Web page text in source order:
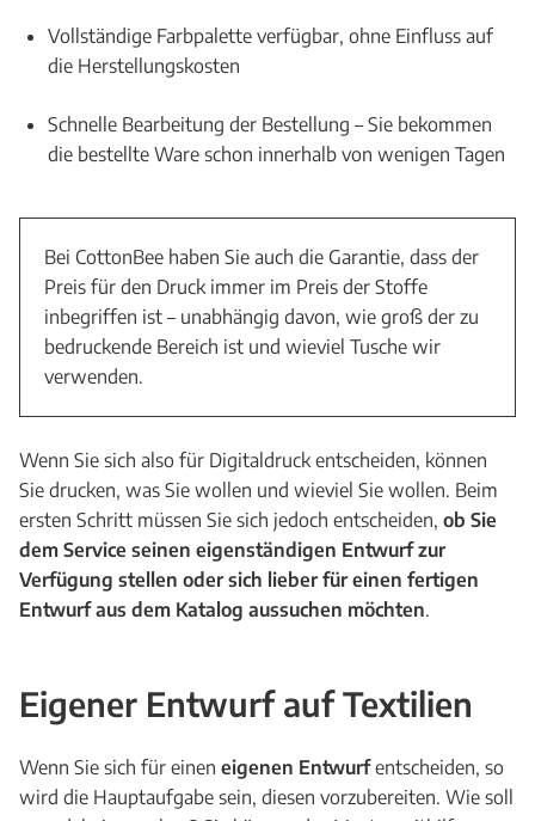
Vollständige Farbpalette verfügbar, ohne Einfluss auf
die Herstellungskosten
Schnelle Bearbeitung der Bestellung – Sie bekommen
die bestellte Ware schon innerhalb von wenigen Tagen
Bei CottonBee haben Sie auch die Garantie, dass der
Preis für den Druck immer im Preis der Stoffe
inbegriffen ist – unabhängig davon, wie groß der zu
bedruckende Bereich ist und wieviel Tusche wir
verwenden.
Wenn Sie sich also für Digitaldruck entscheiden, können
Sie drucken, was Sie wollen und wieviel Sie wollen. Beim
ersten Schritt müssen Sie sich jedoch entscheiden, ob Sie
dem Service seinen eigenständigen Entwurf zur
Verfügung stellen oder sich lieber für einen fertigen
Entwurf aus dem Katalog aussuchen möchten.
Eigener Entwurf auf Textilien
Wenn Sie sich für einen eigenen Entwurfentscheiden, so
wird die Hauptaufgabe sein, diesen vorzubereiten. Wie soll